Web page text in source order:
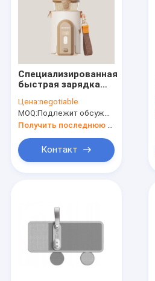
Специализированная
быстрая зарядка
малышей Теплее
Коричневые
аксессуары для
малышей Для
легкого кормления
Цена:negotiable
MOQ:Подлежит обсуждению
Контакт